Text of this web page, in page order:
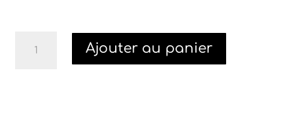
Ajouter au panier